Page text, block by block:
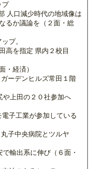
プ
人口減少時代の地域像は
るか議論を（２面・総
プ。
高を指定 県内２校目
・経済）
ーデンヒルズ常田１階
上田の２０社参加へ
子工業が参加している
子中央病院とツルヤ
輸出系に伸び（６面・